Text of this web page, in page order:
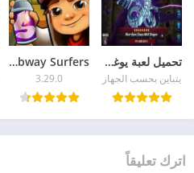
تحميل لعبة يوغي يو للاندرويد APK آخر إصدار 2026 مجاناً
يتباين بحسب الجهاز
Subway Surfers
3.29.0
اترك تعليقاً